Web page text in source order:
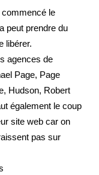
commencé le
peut prendre du
libérer.
agences de
Page, Page
Hudson, Robert
également le coup
site web car on
pas sur